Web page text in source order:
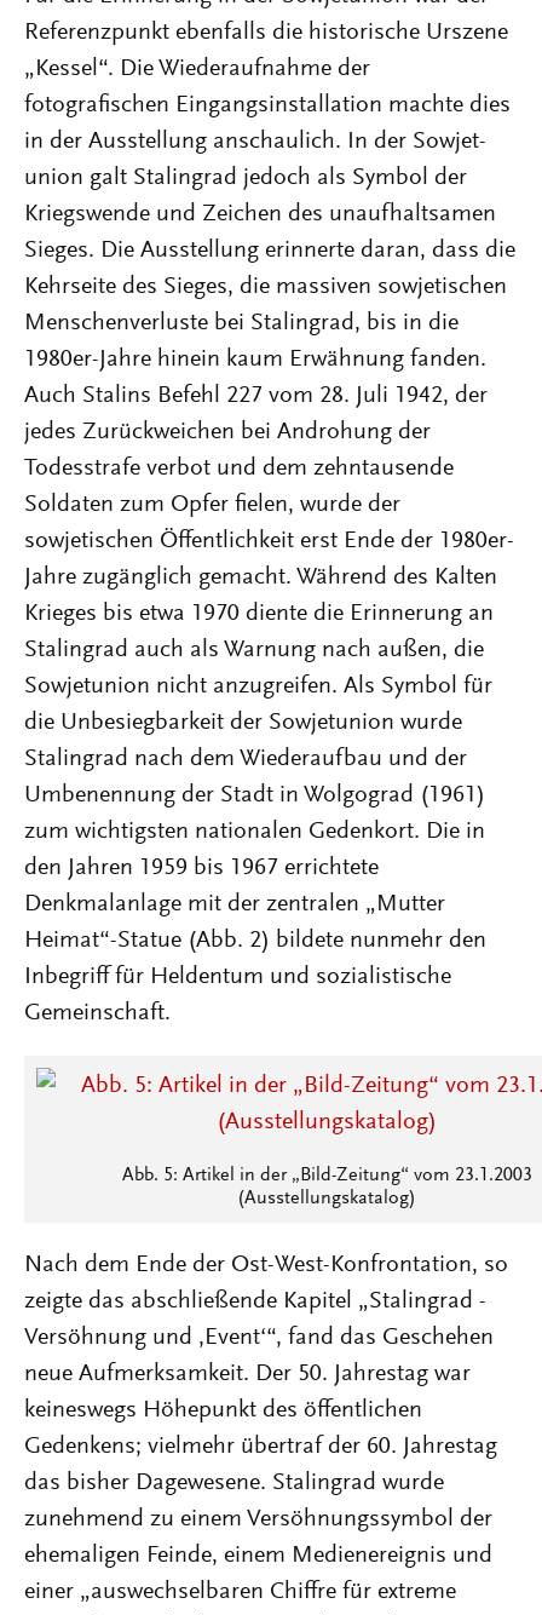
Referenzpunkt ebenfalls die historische Urszene
„Kessel“. Die Wiederaufnahme der
fotografischen Eingangsinstallation machte dies
in der Ausstellung anschaulich. In der Sowjet-
union galt Stalingrad jedoch als Symbol der
Kriegswende und Zeichen des unaufhaltsamen
Sieges. Die Ausstellung erinnerte daran, dass die
Kehrseite des Sieges, die massiven sowjetischen
Menschenverluste bei Stalingrad, bis in die
1980er-Jahre hinein kaum Erwähnung fanden.
Auch Stalins Befehl 227 vom 28. Juli 1942, der
jedes Zurückweichen bei Androhung der
Todesstrafe verbot und dem zehntausende
Soldaten zum Opfer fielen, wurde der
sowjetischen Öffentlichkeit erst Ende der 1980er-
Jahre zugänglich gemacht. Während des Kalten
Krieges bis etwa 1970 diente die Erinnerung an
Stalingrad auch als Warnung nach außen, die
Sowjetunion nicht anzugreifen. Als Symbol für
die Unbesiegbarkeit der Sowjetunion wurde
Stalingrad nach dem Wiederaufbau und der
Umbenennung der Stadt in Wolgograd (1961)
zum wichtigsten nationalen Gedenkort. Die in
den Jahren 1959 bis 1967 errichtete
Denkmalanlage mit der zentralen „Mutter
Heimat“-Statue (Abb. 2) bildete nunmehr den
Inbegriff für Heldentum und sozialistische
Gemeinschaft.
Abb. 5: Artikel in der „Bild-Zeitung“ vom 23.1.2003
(Ausstellungskatalog)
Nach dem Ende der Ost-West-Konfrontation, so
zeigte das abschließende Kapitel „Stalingrad -
Versöhnung und ‚Event‘“, fand das Geschehen
neue Aufmerksamkeit. Der 50. Jahrestag war
keineswegs Höhepunkt des öffentlichen
Gedenkens; vielmehr übertraf der 60. Jahrestag
das bisher Dagewesene. Stalingrad wurde
zunehmend zu einem Versöhnungssymbol der
ehemaligen Feinde, einem Medienereignis und
einer „auswechselbaren Chiffre für extreme